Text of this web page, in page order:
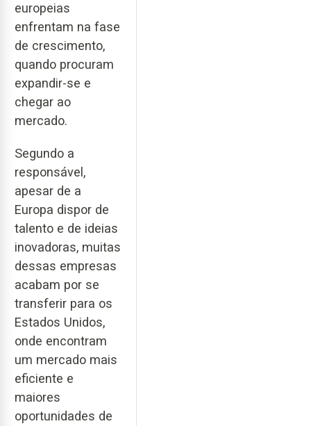
europeias
enfrentam na fase
de crescimento,
quando procuram
expandir-se e
chegar ao
mercado.
Segundo a
responsável,
apesar de a
Europa dispor de
talento e de ideias
inovadoras, muitas
dessas empresas
acabam por se
transferir para os
Estados Unidos,
onde encontram
um mercado mais
eficiente e
maiores
oportunidades de